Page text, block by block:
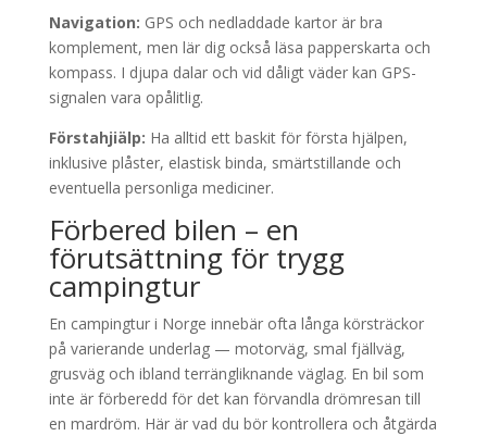
Navigation: GPS och nedladdade kartor är bra
komplement, men lär dig också läsa papperskarta och
kompass. I djupa dalar och vid dåligt väder kan GPS-
signalen vara opålitlig.
Förstahjiälp: Ha alltid ett baskit för första hjälpen,
inklusive plåster, elastisk binda, smärtstillande och
eventuella personliga mediciner.
Förbered bilen – en
förutsättning för trygg
campingtur
En campingtur i Norge innebär ofta långa körsträckor
på varierande underlag — motorväg, smal fjällväg,
grusväg och ibland terrängliknande väglag. En bil som
inte är förberedd för det kan förvandla drömresan till
en mardröm. Här är vad du bör kontrollera och åtgärda